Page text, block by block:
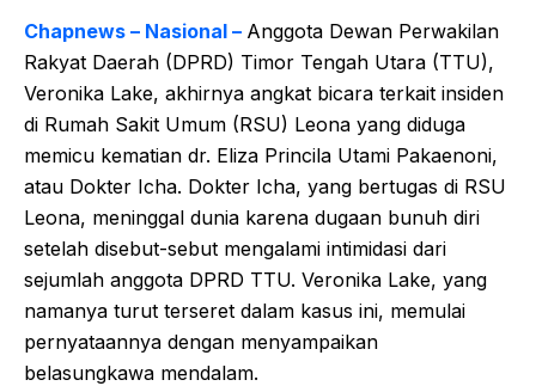
Chapnews – Nasional – Anggota Dewan Perwakilan
Rakyat Daerah (DPRD) Timor Tengah Utara (TTU),
Veronika Lake, akhirnya angkat bicara terkait insiden
di Rumah Sakit Umum (RSU) Leona yang diduga
memicu kematian dr. Eliza Princila Utami Pakaenoni,
atau Dokter Icha. Dokter Icha, yang bertugas di RSU
Leona, meninggal dunia karena dugaan bunuh diri
setelah disebut-sebut mengalami intimidasi dari
sejumlah anggota DPRD TTU. Veronika Lake, yang
namanya turut terseret dalam kasus ini, memulai
pernyataannya dengan menyampaikan
belasungkawa mendalam.